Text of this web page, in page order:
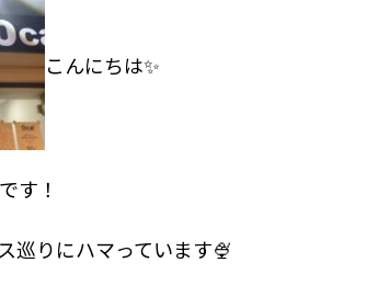
こんにちは✨
す！
巡りにハマっています🍨